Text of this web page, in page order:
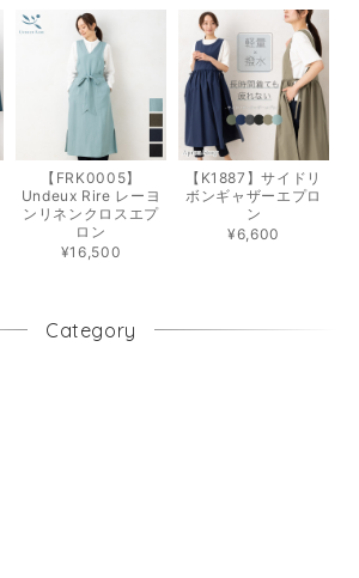
【FRK0005】
Undeux Rire レーヨ
ンリネンクロスエプ
ロン
¥16,500
【K1887】サイドリ
ボンギャザーエプロ
ン
¥6,600
Category